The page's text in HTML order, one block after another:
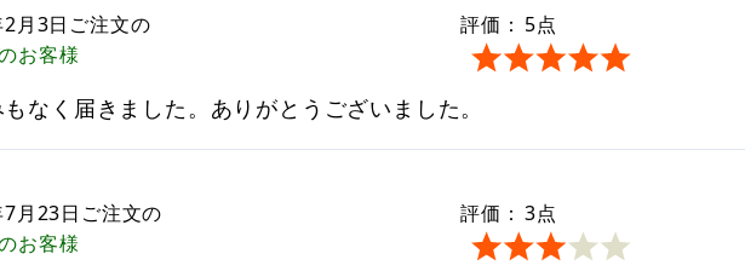
月3日 ご注文の
お客様
評価： 5点
なく届きました。ありがとうございました。
月23日 ご注文の
お客様
評価： 3点